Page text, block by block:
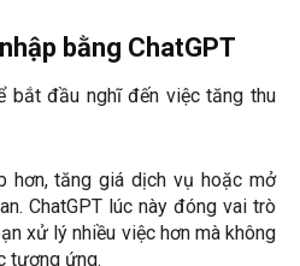
bằng ChatGPT
bắt đầu nghĩ đến việc tăng thu
hơn, tăng giá dịch vụ hoặc mở
ChatGPT lúc này đóng vai trò
xử lý nhiều việc hơn mà không
tương ứng.